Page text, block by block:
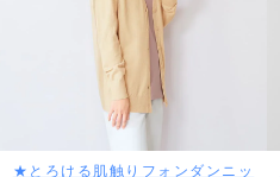
★とろける肌触りフォンダンニッ